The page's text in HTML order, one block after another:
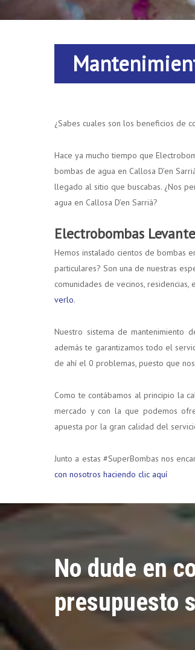
¿Sabes cuales son los beneficios de
Hace ya mucho tiempo que
bombas de agua en Callosa D’en
llegado al sitio que buscabas. ¿Nos
agua en Callosa D’en Sarrià?
Electrobombas
Hemos instalado cientos de bombas
particulares? Son una de nuestras
comunidades de vecinos,
verlo.
Nuestro sistema de mantenimiento
además te garantizamos todo el
de ahí el 0 problemas, puesto que
Como te contábamos al principio la
mercado y con la que podemos
apuesta por la gran calidad del
Junto a estas #SuperBombas nos
con nosotros haciendo clic aquí
No dude en
presupuesto